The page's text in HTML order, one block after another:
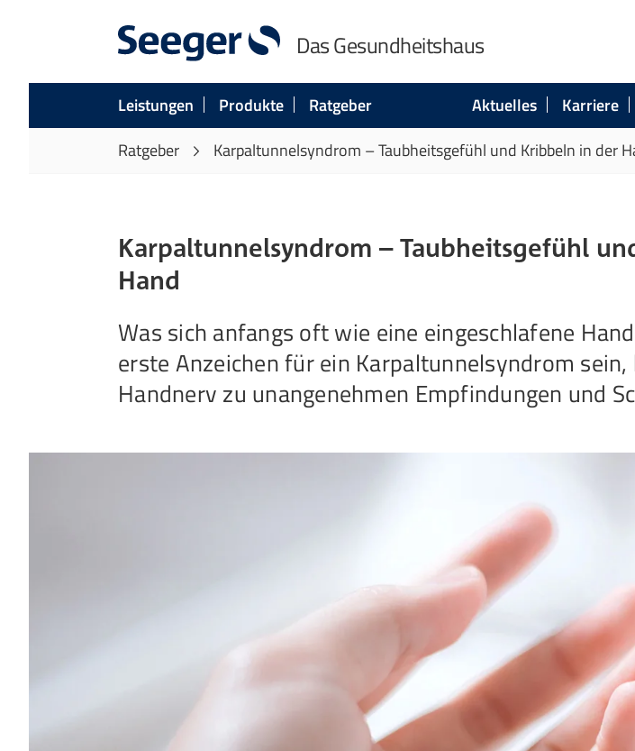
Das Gesundheitshaus
Leistungen Produkte Ratgeber Aktuelles Karriere
Ratgeber
Karpaltunnelsyndrom – Taubheitsgefühl und Kribbeln in der
Karpaltunnelsyndrom – Taubheitsgefühl
Hand
Was sich anfangs oft wie eine eingeschlafene
erste Anzeichen für ein Karpaltunnelsyndrom
Handnerv zu unangenehmen Empfindungen und